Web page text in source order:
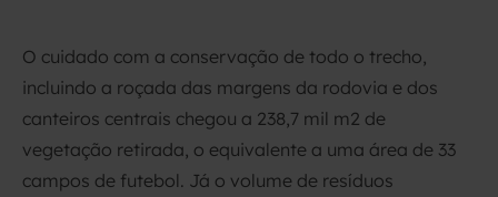
O cuidado com a conservação de todo o trecho,
incluindo a roçada das margens da rodovia e dos
canteiros centrais chegou a 238,7 mil m2 de
vegetação retirada, o equivalente a uma área de 33
campos de futebol. Já o volume de resíduos